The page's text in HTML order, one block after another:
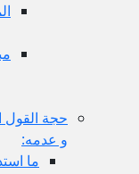
حجة القول
و عدمه:
ما